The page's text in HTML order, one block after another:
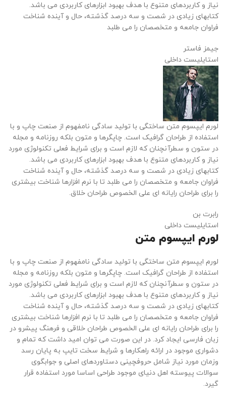
نیاز و کاربردهای متنوع با هدف بهبود ابزارهای کاربردی می باشد.
کتابهای زیادی در شصت و سه درصد گذشته، حال و آینده شناخت
فراوان جامعه و متخصصان را می طلبد
جیمز فاستر
استایلیست داخلی
لورم ایپسوم متن ساختگی با تولید سادگی نامفهوم از صنعت چاپ و با
استفاده از طراحان گرافیک است. چاپگرها و متون بلکه روزنامه و مجله
در ستون و سطرآنچنان که لازم است و برای شرایط فعلی تکنولوژی مورد
نیاز و کاربردهای متنوع با هدف بهبود ابزارهای کاربردی می باشد.
کتابهای زیادی در شصت و سه درصد گذشته، حال و آینده شناخت
فراوان جامعه و متخصصان را می طلبد تا با نرم افزارها شناخت بیشتری
را برای طراحان رایانه ای علی الخصوص طراحان خلاق.
رابرت بن
استایلیست داخلی
لورم ایپسوم متن
لورم ایپسوم متن ساختگی با تولید سادگی نامفهوم از صنعت چاپ و با
استفاده از طراحان گرافیک است. چاپگرها و متون بلکه روزنامه و مجله
در ستون و سطرآنچنان که لازم است و برای شرایط فعلی تکنولوژی مورد
نیاز و کاربردهای متنوع با هدف بهبود ابزارهای کاربردی می باشد.
کتابهای زیادی در شصت و سه درصد گذشته، حال و آینده شناخت
فراوان جامعه و متخصصان را می طلبد تا با نرم افزارها شناخت بیشتری
را برای طراحان رایانه ای علی الخصوص طراحان خلاقی و فرهنگ پیشرو در
زبان فارسی ایجاد کرد. در این صورت می توان امید داشت که تمام و
دشواری موجود در ارائه راهکارها و شرایط سخت تایپ به پایان رسد
وزمان مورد نیاز شامل حروفچینی دستاوردهای اصلی و جوابگوی
سوالات پیوسته اهل دنیای موجود طراحی اساسا مورد استفاده قرار
گیرد.